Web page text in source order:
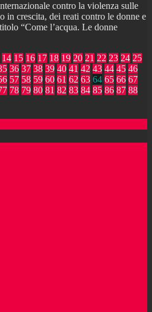
contro la violenza sulle
in crescita, dei reati contro le donne e
“Come l’acqua. Le donne
14 15 16 17 18 19 20 21 22 23 24 25
36 37 38 39 40 41 42 43 44 45 46
57 58 59 60 61 62 63 64 65 66 67
78 79 80 81 82 83 84 85 86 87 88